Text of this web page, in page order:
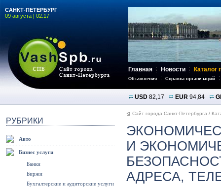
САНКТ-ПЕТЕРБУРГ
09 августа | 02:17
Главная Новости Каталог
Объявления Справка организаций
USD 82,17 EUR 94,84
РУБРИКИ
Авто
Бизнес услуги
Банки
Биржи
Бухгалтерские и аудиторские услуги
Сайт города Санкт-Петербурга /
И
АДРЕСА,